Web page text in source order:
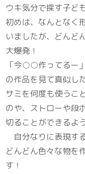
ウキ気分で探す子ど
初めは、なんとなく
いましたが、どんど
大爆発！
「今○○作ってるー
の作品を見て真似し
サミを何度も使うこ
のや、ストローや段
切ることができるよ
自分なりに表現す
どんどん色々な物を
す！